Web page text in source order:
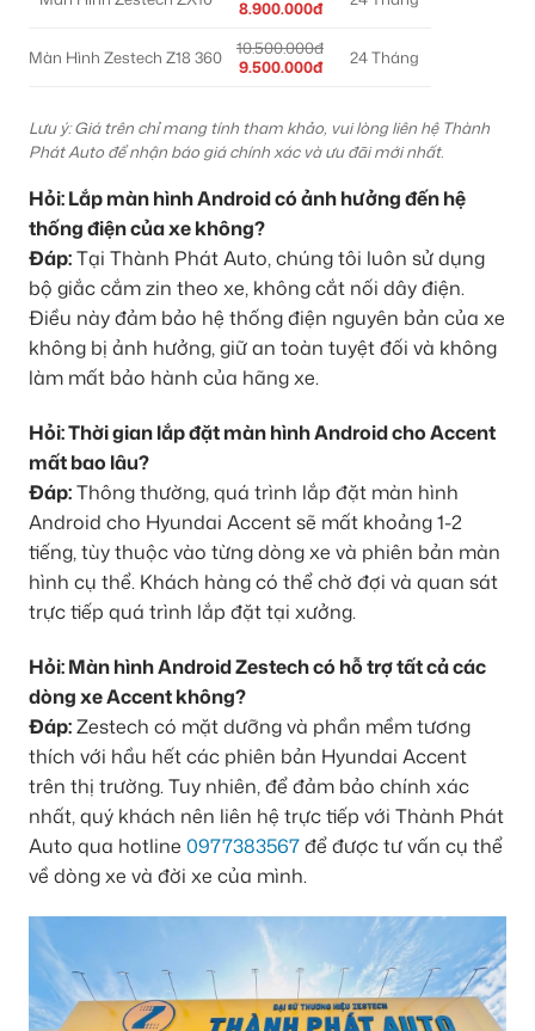
8.900.000đ
Màn Hình Zestech Z18 360
10.500.000đ
9.500.000đ
24 Tháng
Lưu ý: Giá trên chỉ mang tính tham khảo, vui lòng liên hệ Thành
Phát Auto để nhận báo giá chính xác và ưu đãi mới nhất.
Hỏi: Lắp màn hình Android có ảnh hưởng đến hệ
thống điện của xe không?
Đáp:Tại Thành Phát Auto, chúng tôi luôn sử dụng
bộ giắc cắm zin theo xe, không cắt nối dây điện.
Điều này đảm bảo hệ thống điện nguyên bản của xe
không bị ảnh hưởng, giữ an toàn tuyệt đối và không
làm mất bảo hành của hãng xe.
Hỏi: Thời gian lắp đặt màn hình Android cho Accent
mất bao lâu?
Đáp:Thông thường, quá trình lắp đặt màn hình
Android cho Hyundai Accent sẽ mất khoảng 1-2
tiếng, tùy thuộc vào từng dòng xe và phiên bản màn
hình cụ thể. Khách hàng có thể chờ đợi và quan sát
trực tiếp quá trình lắp đặt tại xưởng.
Hỏi: Màn hình Android Zestech có hỗ trợ tất cả các
dòng xe Accent không?
Đáp:Zestech có mặt dưỡng và phần mềm tương
thích với hầu hết các phiên bản Hyundai Accent
trên thị trường. Tuy nhiên, để đảm bảo chính xác
nhất, quý khách nên liên hệ trực tiếp với Thành Phát
Auto qua hotline 0977383567để được tư vấn cụ thể
về dòng xe và đời xe của mình.